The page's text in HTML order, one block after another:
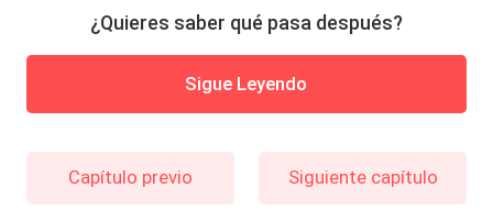
¿Quieres saber qué pasa después?
Sigue Leyendo
Capítulo previo Siguiente capítulo